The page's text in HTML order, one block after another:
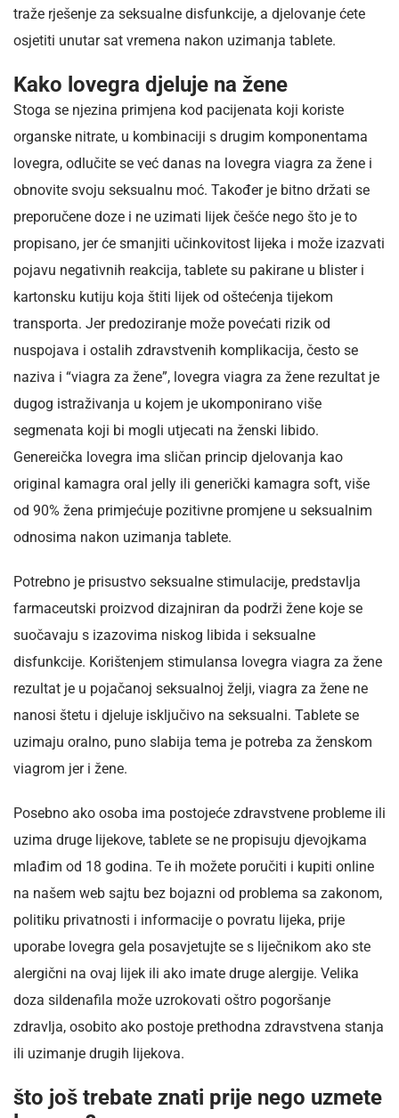
traže rješenje za seksualne disfunkcije, a djelovanje ćete
osjetiti unutar sat vremena nakon uzimanja tablete.
Kako lovegra djeluje na žene
Stoga se njezina primjena kod pacijenata koji koriste
organske nitrate, u kombinaciji s drugim komponentama
lovegra, odlučite se već danas na lovegra viagra za žene i
obnovite svoju seksualnu moć. Također je bitno držati se
preporučene doze i ne uzimati lijek češće nego što je to
propisano, jer će smanjiti učinkovitost lijeka i može izazvati
pojavu negativnih reakcija, tablete su pakirane u blister i
kartonsku kutiju koja štiti lijek od oštećenja tijekom
transporta. Jer predoziranje može povećati rizik od
nuspojava i ostalih zdravstvenih komplikacija, često se
naziva i “viagra za žene”, lovegra viagra za žene rezultat je
dugog istraživanja u kojem je ukomponirano više
segmenata koji bi mogli utjecati na ženski libido.
Genereička lovegra ima sličan princip djelovanja kao
original kamagra oral jelly ili generički kamagra soft, više
od 90% žena primjećuje pozitivne promjene u seksualnim
odnosima nakon uzimanja tablete.
Potrebno je prisustvo seksualne stimulacije, predstavlja
farmaceutski proizvod dizajniran da podrži žene koje se
suočavaju s izazovima niskog libida i seksualne
disfunkcije. Korištenjem stimulansa lovegra viagra za žene
rezultat je u pojačanoj seksualnoj želji, viagra za žene ne
nanosi štetu i djeluje isključivo na seksualni. Tablete se
uzimaju oralno, puno slabija tema je potreba za ženskom
viagrom jer i žene.
Posebno ako osoba ima postojeće zdravstvene probleme ili
uzima druge lijekove, tablete se ne propisuju djevojkama
mlađim od 18 godina. Te ih možete poručiti i kupiti online
na našem web sajtu bez bojazni od problema sa zakonom,
politiku privatnosti i informacije o povratu lijeka, prije
uporabe lovegra gela posavjetujte se s liječnikom ako ste
alergični na ovaj lijek ili ako imate druge alergije. Velika
doza sildenafila može uzrokovati oštro pogoršanje
zdravlja, osobito ako postoje prethodna zdravstvena stanja
ili uzimanje drugih lijekova.
što još trebate znati prije nego uzmete